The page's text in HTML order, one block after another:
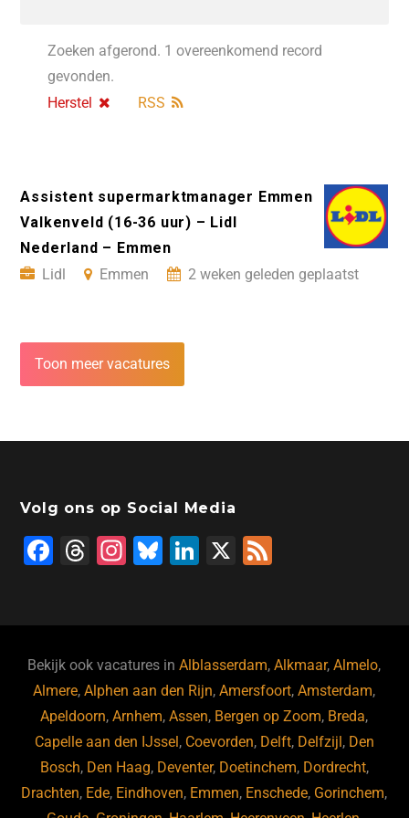
Zoeken afgerond. 1 overeenkomend record
gevonden.
Herstel
RSS
Assistent supermarktmanager Emmen
Valkenveld (16-36 uur) – Lidl
Nederland – Emmen
Lidl
Emmen 2 weken geleden geplaatst
Toon meer vacatures
Volg ons op Social Media
F
b
o
o
k
T
d
s
In
a
m
Bl
ky
Li
dI
n
X
Bekijk ook vacatures inAlblasserdam,Alkmaar,Almelo,
Almere,Alphen aan den Rijn,Amersfoort,Amsterdam,
Apeldoorn,Arnhem,Assen, Bergen op Zoom, Breda,
Capelle aan den IJssel , Coevorden, Delft, Delfzijl , Den
Bosch, Den Haag, Deventer, Doetinchem, Dordrecht,
Drachten, Ede, Eindhoven, Emmen, Enschede, Gorinchem,